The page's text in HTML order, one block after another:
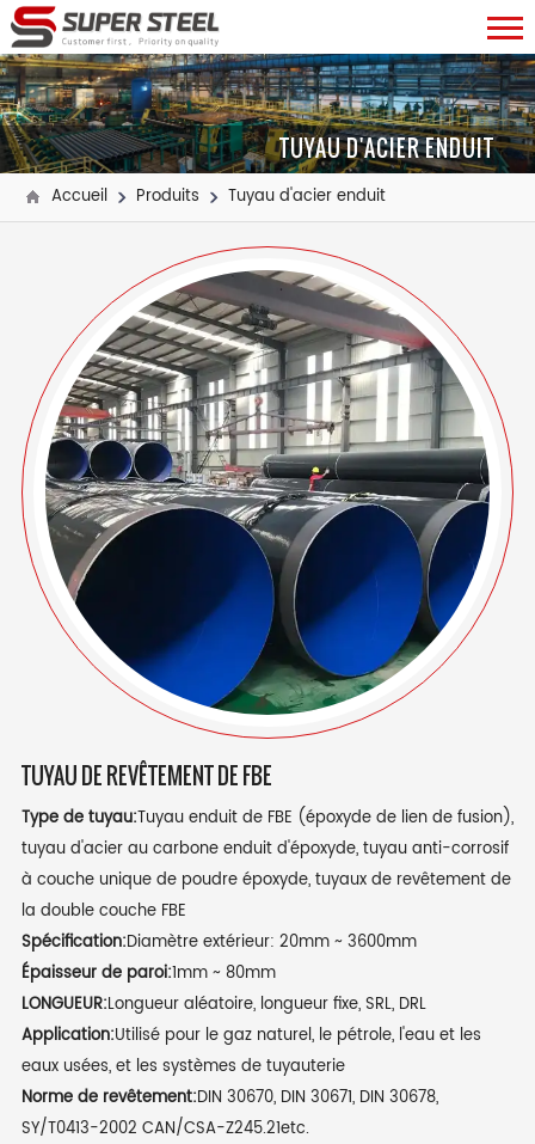
TUYAU D'ACIER ENDUIT
Accueil Produits Tuyau d'acier enduit
TUYAU DE REVÊTEMENT DE FBE
Type de tuyau:Tuyau enduit de FBE (époxyde de lien de fusion),
tuyau d'acier au carbone enduit d'époxyde, tuyau anti-corrosif
à couche unique de poudre époxyde, tuyaux de revêtement de
la double couche FBE
Spécification:Diamètre extérieur: 20mm ~ 3600mm
Épaisseur de paroi:1mm ~ 80mm
LONGUEUR:Longueur aléatoire, longueur fixe, SRL, DRL
Application:Utilisé pour le gaz naturel, le pétrole, l'eau et les
eaux usées, et les systèmes de tuyauterie
Norme de revêtement:DIN 30670, DIN 30671, DIN 30678,
SY/T0413-2002 CAN/CSA-Z245.21etc.